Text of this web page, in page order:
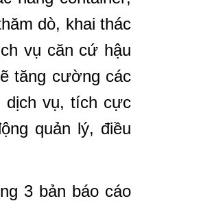
dò, khai thác
vụ căn cứ hậu
tăng cường các
dịch vụ, tích cực
quản lý, điều
3 bản báo cáo